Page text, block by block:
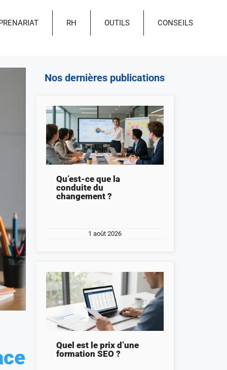
RH OUTILS CONSEILS
Nos dernières publications
Qu’est-ce que la
conduite du
changement ?
1 août 2026
Quel est le prix d’une
formation SEO ?